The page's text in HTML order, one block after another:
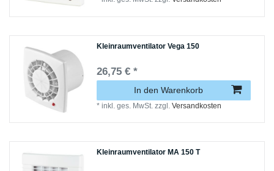
Kleinraumventilator Vega 150
26,75 € *
In den Warenkorb
*inkl. ges. MwSt. zzgl.Versandkosten
Kleinraumventilator MA 150 T